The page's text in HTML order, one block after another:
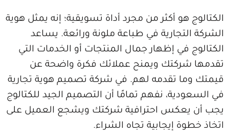
هو أكثر من مجرد أداة تسويقية؛ إنه يمثل هوية
التجارية في طباعة ملونة ورائعة. يساعد
في إظهار جمال المنتجات أو الخدمات التي
شركتك ويمنح عملائك فكرة واضحة عن
وما تقدمه لهم. في شركة تصميم هوية تجارية
نفهم تمامًا أن التصميم الجيد للكتالوج
أن يعكس احترافية شركتك ويشجع العميل على
خطوة إيجابية تجاه الشراء.